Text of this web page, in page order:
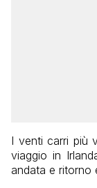
I venti carri più
viaggio in
andata e ritorno